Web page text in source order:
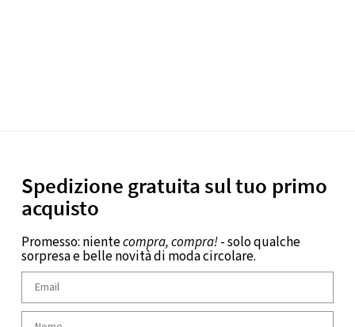
Spedizione gratuita sul tuo primo
acquisto
Promesso: nientecompra, compra!- solo qualche
sorpresa e belle novità di moda circolare.